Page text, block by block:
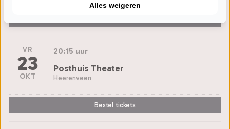
VR
23
OKT
20:15 uur
Posthuis Theater
Heerenveen
Bestel tickets
Alles weigeren